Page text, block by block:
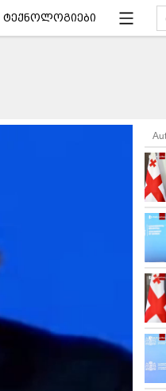
ტექნოლოგიები